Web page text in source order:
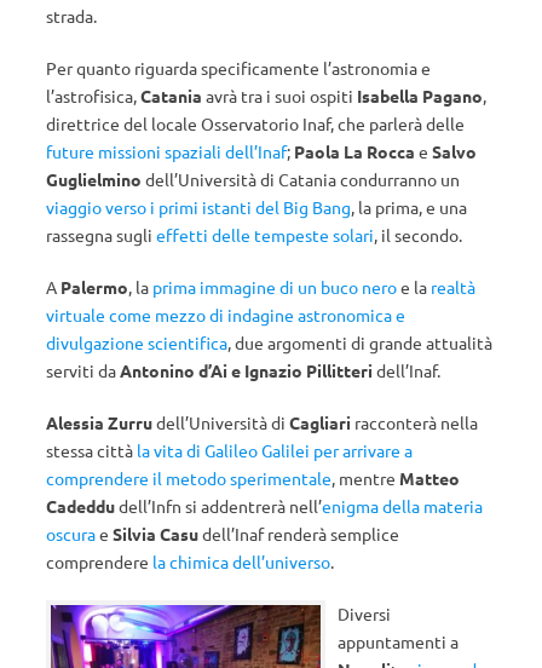
strada.
Per quanto riguarda specificamente l’astronomia e
l’astrofisica,Catania avrà tra i suoi ospiti Isabella Pagano,
direttrice del locale Osservatorio Inaf, che parlerà delle
future missioni spaziali dell’Inaf; Paola La Rocca e Salvo
Guglielmino dell’Università di Catania condurranno un
viaggio verso i primi istanti del Big Bang, la prima, e una
rassegna sugli effetti delle tempeste solari, il secondo.
A Palermo, la prima immagine di un buco neroe la realtà
virtuale come mezzo di indagine astronomica e
divulgazione scientifica, due argomenti di grande attualità
serviti daAntonino d’Ai e Ignazio Pillitteri dell’Inaf.
Alessia Zurrudell’Università di Cagliari racconterà nella
stessa città la vita di Galileo Galilei per arrivare a
comprendere il metodo sperimentale, mentre Matteo
Cadeddudell’Infn si addentrerà nell’enigma della materia
oscurae Silvia Casudell’Inaf renderà semplice
comprendere la chimica dell’universo.
Diversi
appuntamenti a